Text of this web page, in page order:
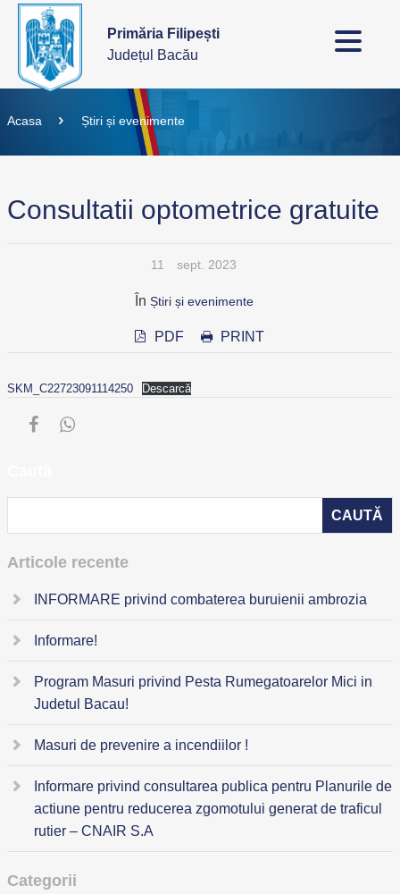
Primăria Filipești
Județul Bacău
Acasa Știri și evenimente
Consultatii optometrice gratuite
11 sept. 2023
În Știri și evenimente
PDF PRINT
SKM_C22723091114250 Descarcă
Articole recente
INFORMARE privind combaterea buruienii ambrozia
Informare!
Program Masuri privind Pesta Rumegatoarelor Mici in
Judetul Bacau!
Masuri de prevenire a incendiilor !
Informare privind consultarea publica pentru Planurile de
actiune pentru reducerea zgomotului generat de traficul
rutier – CNAIR S.A
Categorii